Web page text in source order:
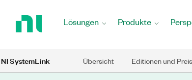
Startseite
Lösungen Produkte
NI SystemLink Übersicht Editionen und